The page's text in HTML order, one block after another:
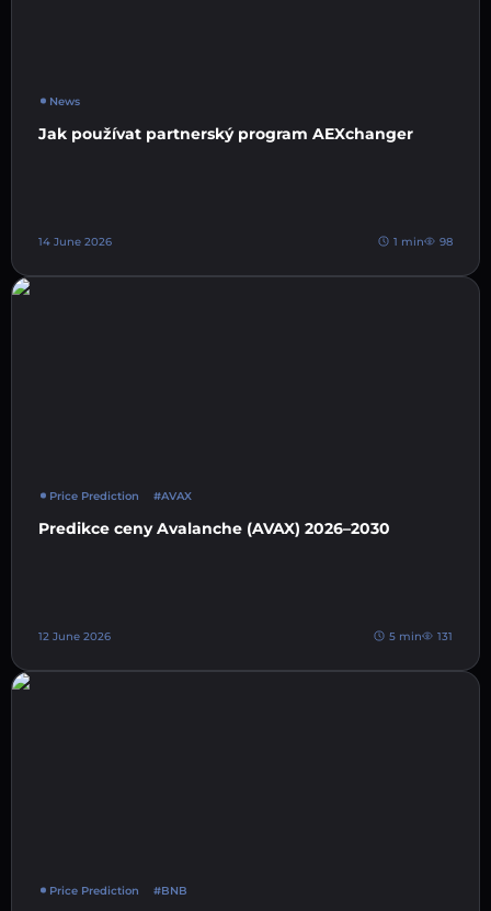
News
Jak používat partnerský program AEXchanger
14 June 2026 1 min 98
Price Prediction #AVAX
Predikce ceny Avalanche (AVAX) 2026–2030
12 June 2026 5 min 131
Price Prediction #BNB